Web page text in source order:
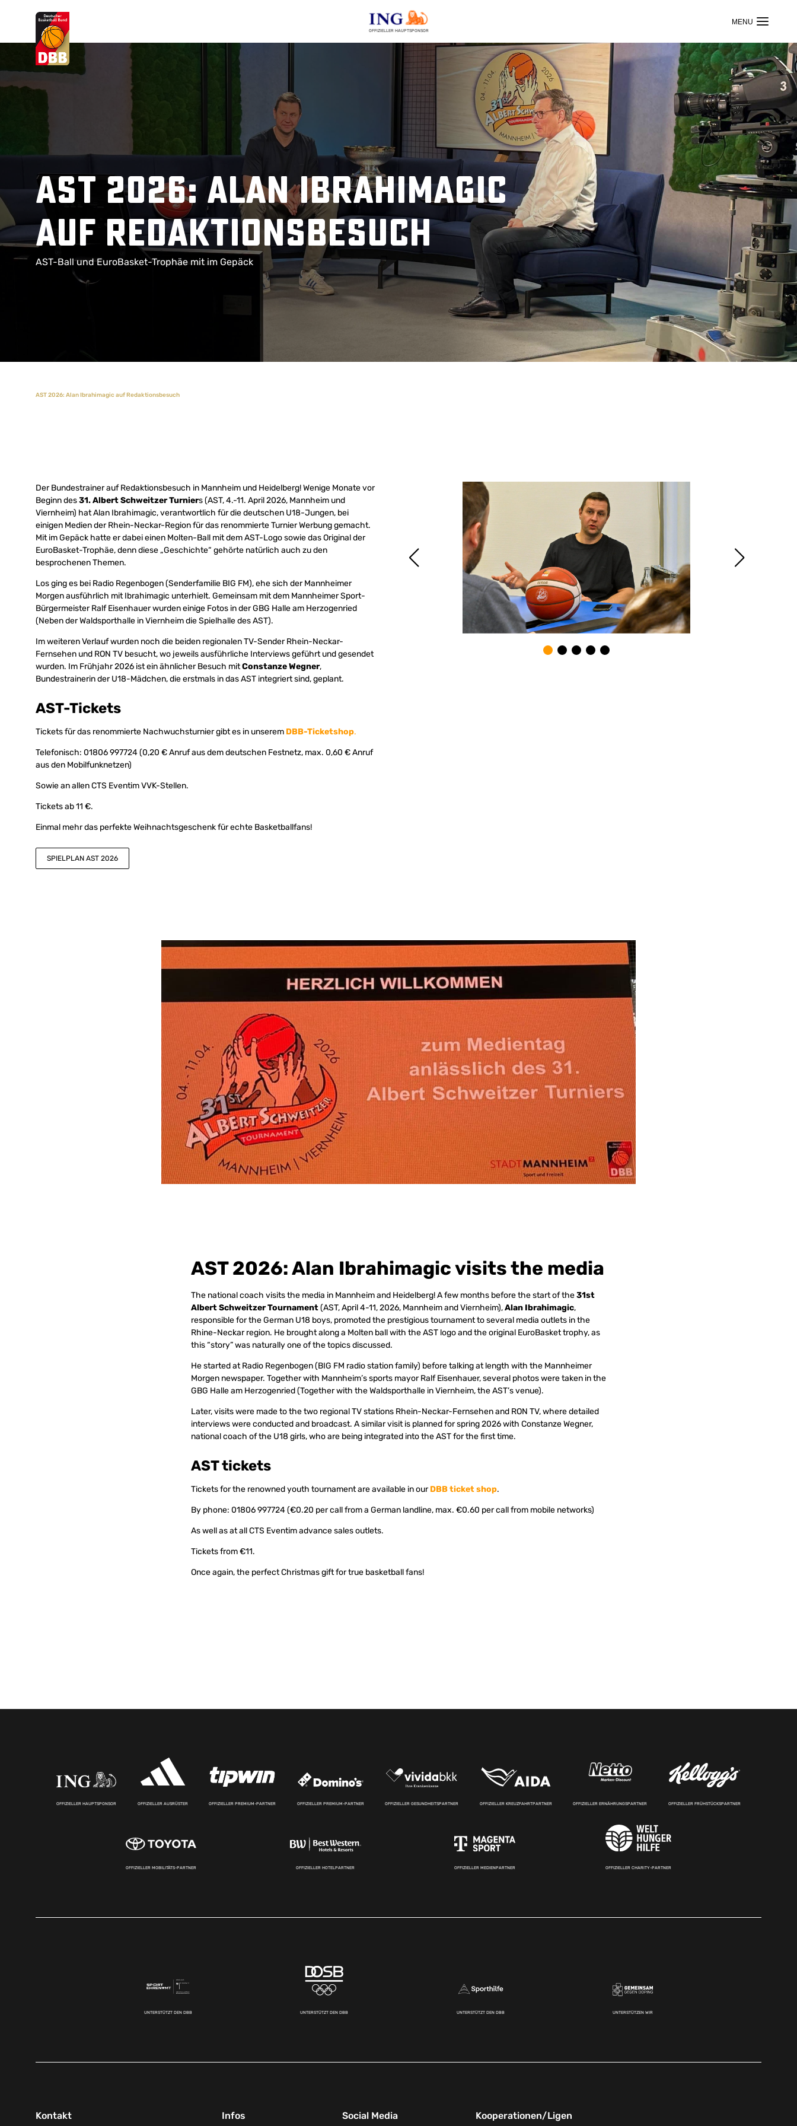
OFFIZIELLER HAUPTSPONSOR
Suchvorschläge
Lorem Ipsum
Dolor Sit
AST 2026: Alan Ibrahimagic
auf Redaktionsbesuch
AST-Ball und EuroBasket-Trophäe mit im Gepäck
AST 2026: Alan Ibrahimagic auf Redaktionsbesuch
Der Bundestrainer auf Redaktionsbesuch in Mannheim und Heidelberg! Wenige Monate vor
Beginn des31. Albert Schweitzer Turniers (AST, 4.-11. April 2026, Mannheim und
Viernheim) hat Alan Ibrahimagic, verantwortlich für die deutschen U18-Jungen, bei
einigen Medien der Rhein-Neckar-Region für das renommierte Turnier Werbung gemacht.
Mit im Gepäck hatte er dabei einen Molten-Ball mit dem AST-Logo sowie das Original der
EuroBasket-Trophäe, denn diese „Geschichte“ gehörte natürlich auch zu den
besprochenen Themen.
Los ging es bei Radio Regenbogen (Senderfamilie BIG FM), ehe sich der Mannheimer
Morgen ausführlich mit Ibrahimagic unterhielt. Gemeinsam mit dem Mannheimer Sport-
Bürgermeister Ralf Eisenhauer wurden einige Fotos in der GBG Halle am Herzogenried
(Neben der Waldsporthalle in Viernheim die Spielhalle des AST).
Im weiteren Verlauf wurden noch die beiden regionalen TV-Sender Rhein-Neckar-
Fernsehen und RON TV besucht, wo jeweils ausführliche Interviews geführt und gesendet
wurden. Im Frühjahr 2026 ist ein ähnlicher Besuch mitConstanze Wegner,
Bundestrainerin der U18-Mädchen, die erstmals in das AST integriert sind, geplant.
AST-Tickets
Tickets für das renommierte Nachwuchsturnier gibt es in unserem DBB-Ticketshop.
Telefonisch: 01806 997724 (0,20 € Anruf aus dem deutschen Festnetz, max. 0,60 € Anruf
aus den Mobilfunknetzen)
Sowie an allen CTS Eventim VVK-Stellen.
Tickets ab 11 €.
Einmal mehr das perfekte Weihnachtsgeschenk für echte Basketballfans!
SPIELPLAN AST 2026
AST 2026: Alan Ibrahimagic visits the media
The national coach visits the media in Mannheim and Heidelberg! A few months before the start of the31st
Albert Schweitzer Tournament(AST, April 4-11, 2026, Mannheim and Viernheim),Alan Ibrahimagic,
responsible for the German U18 boys, promoted the prestigious tournament to several media outlets in the
Rhine-Neckar region. He brought along a Molten ball with the AST logo and the original EuroBasket trophy, as
this “story” was naturally one of the topics discussed.
He started at Radio Regenbogen (BIG FM radio station family) before talking at length with the Mannheimer
Morgen newspaper. Together with Mannheim’s sports mayor Ralf Eisenhauer, several photos were taken in the
GBG Halle am Herzogenried (Together with the Waldsporthalle in Viernheim, the AST’s venue).
Later, visits were made to the two regional TV stations Rhein-Neckar-Fernsehen and RON TV, where detailed
interviews were conducted and broadcast. A similar visit is planned for spring 2026 with Constanze Wegner,
national coach of the U18 girls, who are being integrated into the AST for the first time.
AST tickets
Tickets for the renowned youth tournament are available in ourDBB ticket shop.
By phone: 01806 997724 (€0.20 per call from a German landline, max. €0.60 per call from mobile networks)
As well as at all CTS Eventim advance sales outlets.
Tickets from €11.
Once again, the perfect Christmas gift for true basketball fans!
OFFIZIELLER HAUPTSPONSOR OFFIZIELLER AUSRÜSTER OFFIZIELLER PREMIUM-PARTNER OFFIZIELLER PREMIUM-PARTNER OFFIZIELLER GESUNDHEITSPARTNER OFFIZIELLER KREUZFAHRTPARTNER OFFIZIELLER ERNÄHRUNGSPARTNER OFFIZIELLER FRÜHSTÜCKSPARTNER
OFFIZIELLER MOBILITÄTS-PARTNER OFFIZIELLER HOTELPARTNER OFFIZIELLER MEDIENPARTNER OFFIZIELLER CHARITY-PARTNER
UNTERSTÜTZT DEN DBB UNTERSTÜTZT DEN DBB UNTERSTÜTZT DEN DBB UNTERSTÜTZEN WIR
Kontakt Infos Social Media Kooperationen/Ligen